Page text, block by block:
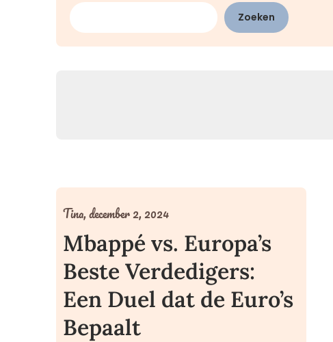
Zoeken
Zoeken
Mbappé vs. Europa’s
Beste Verdedigers:
Een Duel dat de Euro’s
Bepaalt
Tina,december 2, 2024